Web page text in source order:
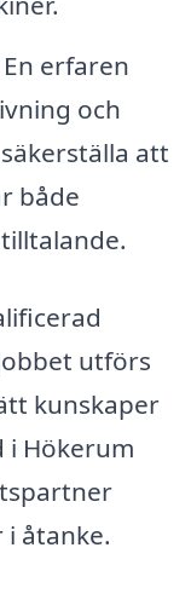
En erfaren
och
att
både
utförs
kunskaper
i Hökerum
åtanke.